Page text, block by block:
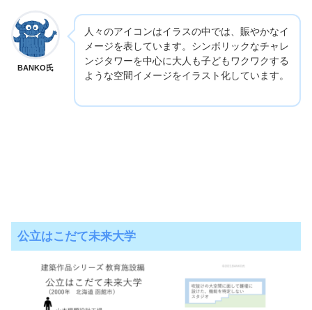
BANKO氏
人々のアイコンはイラスの中では、賑やかなイ
メージを表しています。シンボリックなチャレ
ンジタワーを中心に大人も子どもワクワクする
ような空間イメージをイラスト化しています。
公立はこだて未来大学